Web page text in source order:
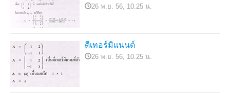
26 พ.ย. 56, 10.25 น.
ดีเทอร์มิแนนต์
26 พ.ย. 56, 10.25 น.